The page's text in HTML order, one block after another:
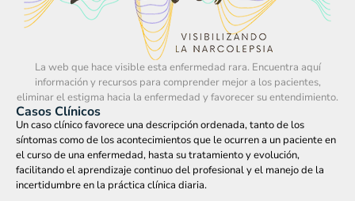
La web que hace visible esta enfermedad rara. Encuentra aquí
información y recursos para comprender mejor a los pacientes,
eliminar el estigma hacia la enfermedad y favorecer su entendimiento.
Casos Clínicos
Un caso clínico favorece una descripción ordenada, tanto de los
síntomas como de los acontecimientos que le ocurren a un paciente en
el curso de una enfermedad, hasta su tratamiento y evolución,
facilitando el aprendizaje continuo del profesional y el manejo de la
incertidumbre en la práctica clínica diaria.